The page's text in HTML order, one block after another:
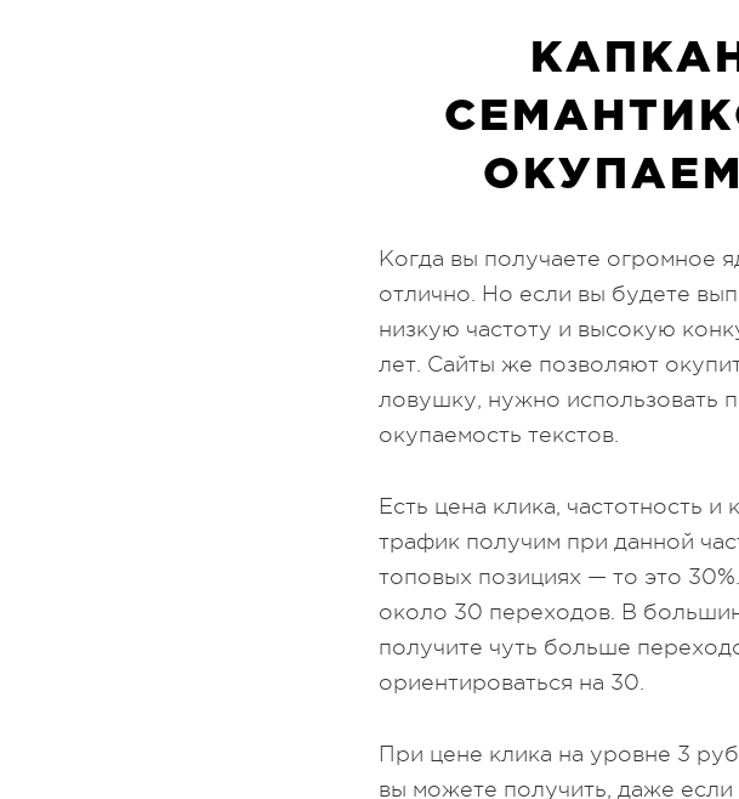
Когда вы получаете огромное
отлично. Но если вы будете
низкую частоту и высокую
лет. Сайты же позволяют
ловушку, нужно использовать
окупаемость текстов.
Есть цена клика, частотность
трафик получим при данной
топовых позициях — то это
около 30 переходов. В
получите чуть больше
ориентироваться на 30.
При цене клика на уровне 3
вы можете получить, даже